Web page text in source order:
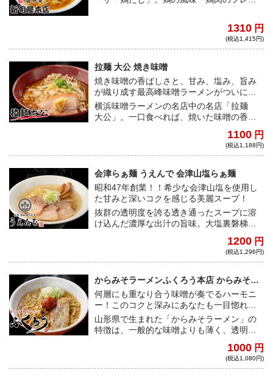
油味！！最後に鶏油を使った、まさしく鶏
1310 円
(税込1,415円)
拉麺 大公 焼き味噌
焼き味噌の香ばしさと、甘み、塩み、旨み
が織り成す最高峰味噌ラーメンがついに登
場！
横浜味噌ラーメンの名店中の名店「拉麺
大公」。一口食べれば、焼いた味噌の香ば
せなひと時となる。甘みと塩みのバランス
が絶妙なスープと、モチモチで弾力のある
品
1100 円
(税込1,188円)
会津らぁ麺 うえんで 会津山塩らぁ麺
昭和47年創業！！希少な会津山塩を使用し
た甘みと深いコクを感じる美麗スープ！
抜群の透明度を誇る透き通ったスープに溶
け込んだ濃厚な出汁の旨味。大塩裏磐梯温
かな塩味を生み出している。程よくちぢれ
たモチモチの麺は綿肌が美しく、すべるよ
だ！
1200 円
(税込1,296円)
からみそラーメンふくろう本店 からみそラ
ーメン
何層にも重なり合う味噌が奏でるハーモニ
ー！このコクと深みにあなたも一目惚れす
ること間違いなし！
山形県で生まれた「からみそラーメン」の
特徴は、一般的な味噌よりも薄く、透明度
味噌の色が濃く独自にアレンジされた一杯
1000 円
(税込1,080円)